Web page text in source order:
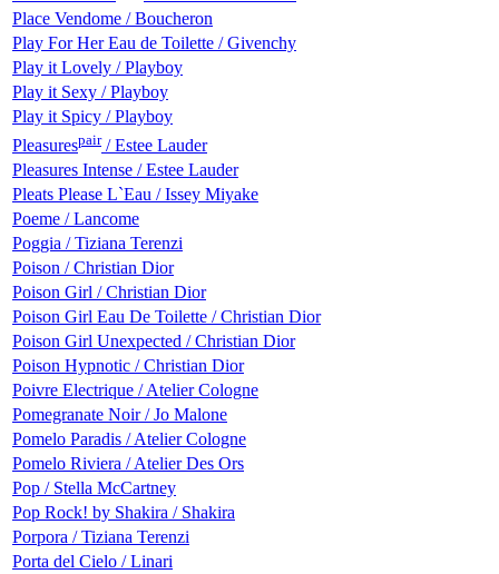
Place Vendome / Boucheron
Play For Her Eau de Toilette / Givenchy
Play it Lovely / Playboy
Play it Sexy / Playboy
Play it Spicy / Playboy
Pleasurespair/ Estee Lauder
Pleasures Intense / Estee Lauder
Pleats Please L`Eau / Issey Miyake
Poeme / Lancome
Poggia / Tiziana Terenzi
Poison / Christian Dior
Poison Girl / Christian Dior
Poison Girl Eau De Toilette / Christian Dior
Poison Girl Unexpected / Christian Dior
Poison Hypnotic / Christian Dior
Poivre Electrique / Atelier Cologne
Pomegranate Noir / Jo Malone
Pomelo Paradis / Atelier Cologne
Pomelo Riviera / Atelier Des Ors
Pop / Stella McCartney
Pop Rock! by Shakira / Shakira
Porpora / Tiziana Terenzi
Porta del Cielo / Linari